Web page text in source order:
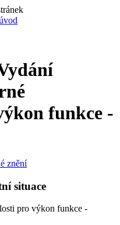
funkce -
znění
situace
pro výkon funkce -